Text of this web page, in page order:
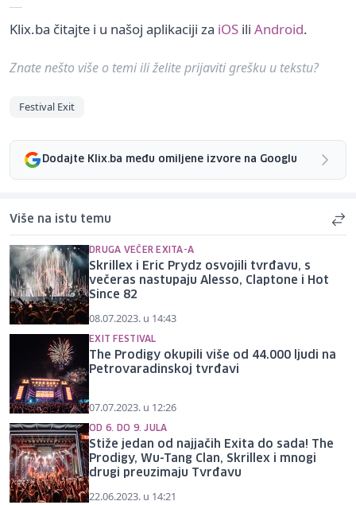
Klix.ba čitajte i u našoj aplikaciji za iOS ili Android.
Znate nešto više o temi ili želite prijaviti grešku u tekstu?
Festival Exit
Dodajte Klix.ba među omiljene izvore na Googlu
Više na istu temu
DRUGA VEČER EXITA-A
Skrillex i Eric Prydz osvojili tvrđavu, s
večeras nastupaju Alesso, Claptone i Hot
Since 82
08.07.2023. u 14:43
EXIT FESTIVAL
The Prodigy okupili više od 44.000 ljudi na
Petrovaradinskoj tvrđavi
07.07.2023. u 12:26
OD 6. DO 9. JULA
Stiže jedan od najjačih Exita do sada! The
Prodigy, Wu-Tang Clan, Skrillex i mnogi
drugi preuzimaju Tvrđavu
22.06.2023. u 14:21